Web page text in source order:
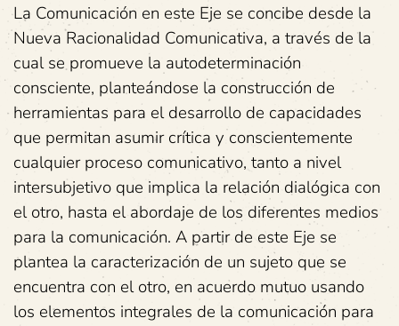
La Comunicación en este Eje se concibe desde la
Nueva Racionalidad Comunicativa, a través de la
cual se promueve la autodeterminación
consciente, planteándose la construcción de
herramientas para el desarrollo de capacidades
que permitan asumir crítica y conscientemente
cualquier proceso comunicativo, tanto a nivel
intersubjetivo que implica la relación dialógica con
el otro, hasta el abordaje de los diferentes medios
para la comunicación. A partir de este Eje se
plantea la caracterización de un sujeto que se
encuentra con el otro, en acuerdo mutuo usando
los elementos integrales de la comunicación para